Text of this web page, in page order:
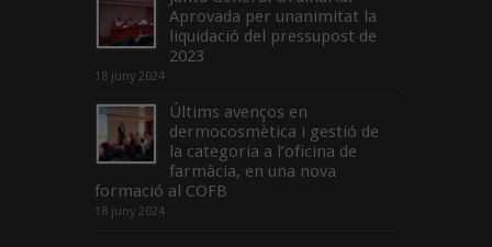
Aprovada per unanimitat la
liquidació del pressupost de
2023
18 juny 2024
Últims avenços en
dermocosmètica i gestió de
la categoria a l’oficina de
farmàcia, en una nova
formació al COFB
18 juny 2024